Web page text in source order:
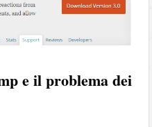
e il problema dei